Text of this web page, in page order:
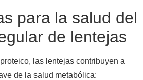
para la salud del
de lentejas
las lentejas contribuyen a
de la salud metabólica: